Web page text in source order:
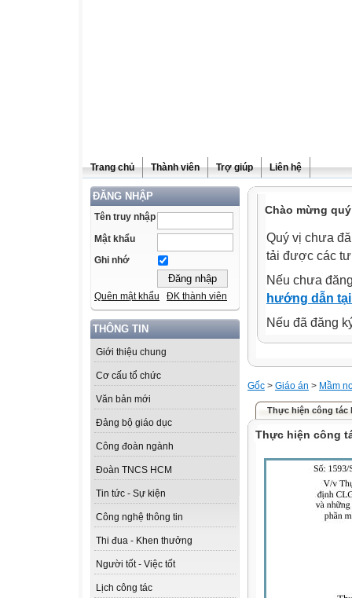
Trang chủ Thành viên Trợ giúp Liên hệ
ĐĂNG NHẬP
Tên truy nhập
Mật khẩu
Ghi nhớ
Quên mật khẩu ĐK thành viên
THÔNG TIN
Giới thiệu chung
Cơ cấu tổ chức
Văn bản mới
Đảng bộ giáo dục
Công đoàn ngành
Đoàn TNCS HCM
Tin tức - Sự kiện
Công nghệ thông tin
Thi đua - Khen thưởng
Người tốt - Việc tốt
Lịch công tác
Chào mừng
Quý vị chưa
tải được các
Nếu chưa
hướng dẫn
Nếu đã đăng
Gốc > Giáo án > Mầm
Thực hiện công tác
Thực hiện công